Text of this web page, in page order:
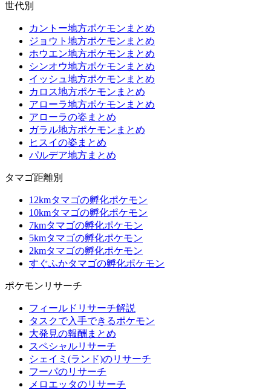
世代別
カントー地方ポケモンまとめ
ジョウト地方ポケモンまとめ
ホウエン地方ポケモンまとめ
シンオウ地方ポケモンまとめ
イッシュ地方ポケモンまとめ
カロス地方ポケモンまとめ
アローラ地方ポケモンまとめ
アローラの姿まとめ
ガラル地方ポケモンまとめ
ヒスイの姿まとめ
パルデア地方まとめ
タマゴ距離別
12kmタマゴの孵化ポケモン
10kmタマゴの孵化ポケモン
7kmタマゴの孵化ポケモン
5kmタマゴの孵化ポケモン
2kmタマゴの孵化ポケモン
すぐふかタマゴの孵化ポケモン
ポケモンリサーチ
フィールドリサーチ解説
タスクで入手できるポケモン
大発見の報酬まとめ
スペシャルリサーチ
シェイミ(ランド)のリサーチ
フーパのリサーチ
メロエッタのリサーチ